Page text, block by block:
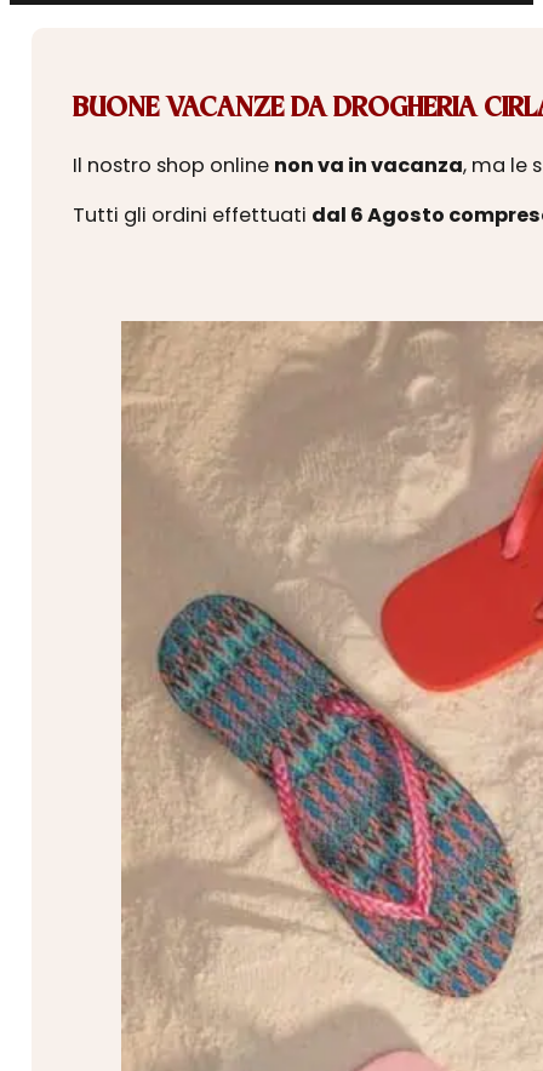
BUONE VACANZE DA DROGHERIA
Il nostro shop online non va in vacanza, ma le
Tutti gli ordini effettuati dal 6 Agosto